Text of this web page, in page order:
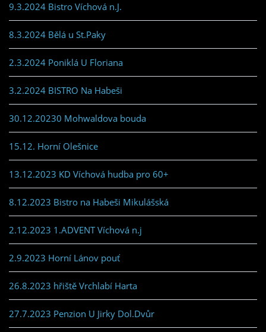
9.3.2024 Bistro Víchová n.J.
8.3.2024 Bělá u St.Paky
2.3.2024 Poniklá U Floriana
3.2.2024 BISTRO Na Habeši
30.12.20230 Mohwaldova bouda
15.12. Horní Olešnice
13.12.2023 KD Víchová hudba pro 60+
8.12.2023 Bistro na Habeši Mikulášská
2.12.2023 1.ADVENT Víchová n.j
2.9.2023 Horní Lánov pouť
26.8.2023 hřiště Vrchlabí Harta
27.7.2023 Penzion U Jirky Dol.Dvůr